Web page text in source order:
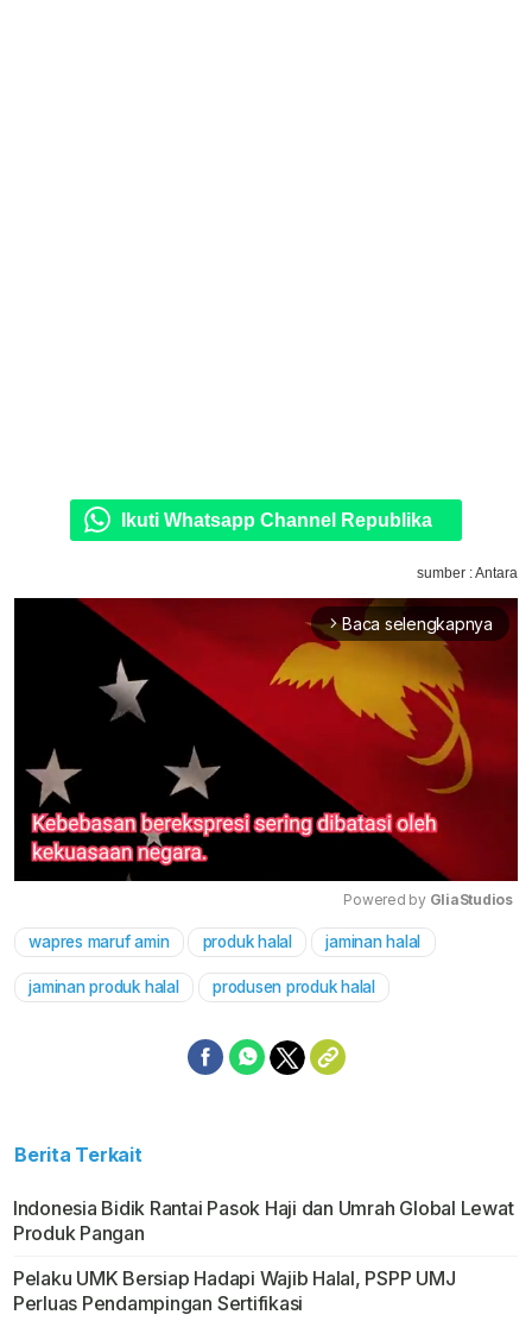
Ikuti Whatsapp Channel Republika
sumber : Antara
arrow_forward_ios Baca selengkapnya
Mute
Powered by GliaStudios
wapres maruf amin produk halal jaminan halal
jaminan produk halal produsen produk halal
Berita Terkait
Indonesia Bidik Rantai Pasok Haji dan Umrah Global Lewat
Produk Pangan
Pelaku UMK Bersiap Hadapi Wajib Halal, PSPP UMJ
Perluas Pendampingan Sertifikasi